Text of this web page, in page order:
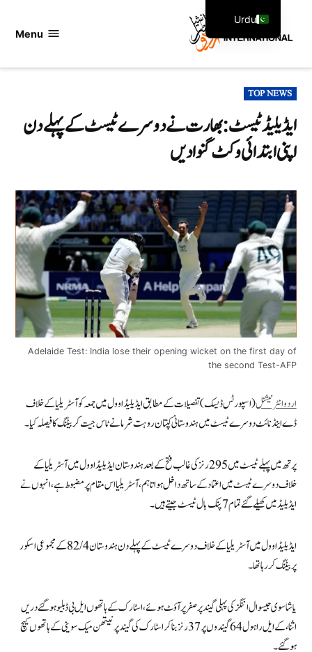
Menu
POSTED
IN
TOP NEWS
ایڈیلیڈ ٹیسٹ: بھارت نے دوسرے ٹیسٹ کے پہلے دن
اپنی ابتدائی وکٹ گنوا دیں
Adelaide Test: India lose their opening wicket on the first day of
the second Test-AFP
اردوانٹرنیشنل(اسپورٹس ڈیسک) تفصیلات کے مطابق ایڈیلیڈ اوول میں جمعہ کو آسٹریلیا کے خلاف
ڈے اینڈ نائٹ دوسرے ٹیسٹ میں ہندوستانی کپتان روہت شرما نے ٹاس جیت کر بیٹنگ کا فیصلہ کیا۔
پرتھ میں پہلے ٹیسٹ میں 295 رنز کی غالب فتح کے بعد ہندوستان ایڈیلیڈ اوول میں آسٹریلیا کے
خلاف دوسرے ٹیسٹ میں اعتماد کے ساتھ داخل ہوا تاہم، آسٹریلیا اس مقام پر مضبوط ہے، انہوں نے
ایڈیلیڈ میں کھیلے گئے تمام 7 پنک بال ٹیسٹ جیتے ہیں۔
ایڈیلیڈ اوول میں آسٹریلیا کے خلاف دوسرے ٹیسٹ کے پہلے دن ہندوستان 82/4 کے مجموعی اسکور
پر بیٹنگ کر رہا تھا۔
یاشاسوی جیسوال اننگز کی پہلی گیند پر صفر پر آؤٹ ہوئے، اسٹارک کے ہاتھوں ایل بی ڈبلیو ہو گئے دریں
اثنا، کے ایل راہول 64 گیندوں پر 37 رنز بنا کر اسٹارک کی گیند پر نیتھن میک سوینی کے ہاتھوں کیچ
ہو گئے۔
Urdu
English